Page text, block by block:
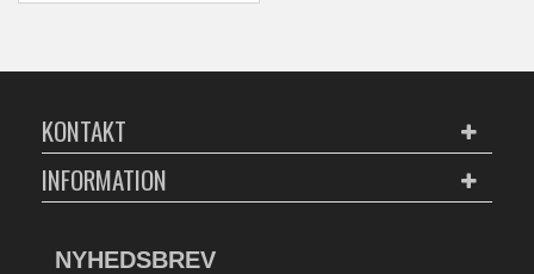
KONTAKT
INFORMATION
NYHEDSBREV